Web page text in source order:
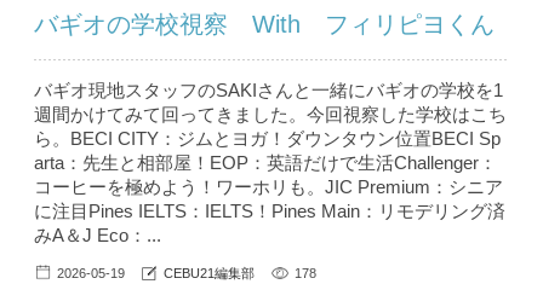
バギオの学校視察 With フィリピヨくん
バギオ現地スタッフのSAKIさんと一緒にバギオの学校を1
週間かけてみて回ってきました。今回視察した学校はこち
ら。BECI CITY：ジムとヨガ！ダウンタウン位置BECI Sp
arta：先生と相部屋！EOP：英語だけで生活Challenger：
コーヒーを極めよう！ワーホリも。JIC Premium：シニア
に注目Pines IELTS：IELTS！Pines Main：リモデリング済
みA＆J Eco：...
2026-05-19 CEBU21編集部 178